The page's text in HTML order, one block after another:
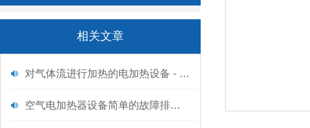
相关文章
对气体流进行加热的电加热设备 - 空气型电加热器维护规范
空气电加热器设备简单的故障排除方法